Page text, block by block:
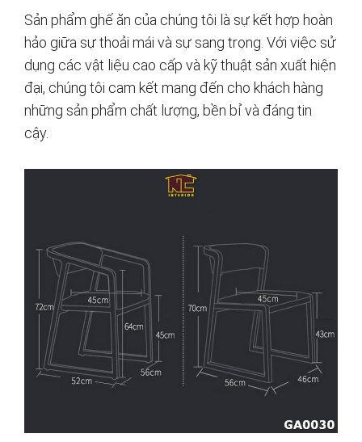
Sản phẩm ghế ăn của chúng tôi là sự kết hợp hoàn
hảo giữa sự thoải mái và sự sang trọng. Với việc sử
dụng các vật liệu cao cấp và kỹ thuật sản xuất hiện
đại, chúng tôi cam kết mang đến cho khách hàng
những sản phẩm chất lượng, bền bỉ và đáng tin
cậy.